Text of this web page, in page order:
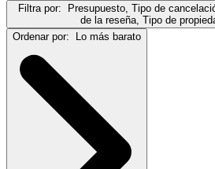
Filtra por: Presupuesto, Tipo de
de la reseña, Tipo de
Ordenar por: Lo más barato